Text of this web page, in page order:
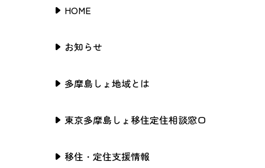
HOME
お知らせ
多摩島しょ地域とは
東京多摩島しょ移住定住相談窓口
移住・定住支援情報